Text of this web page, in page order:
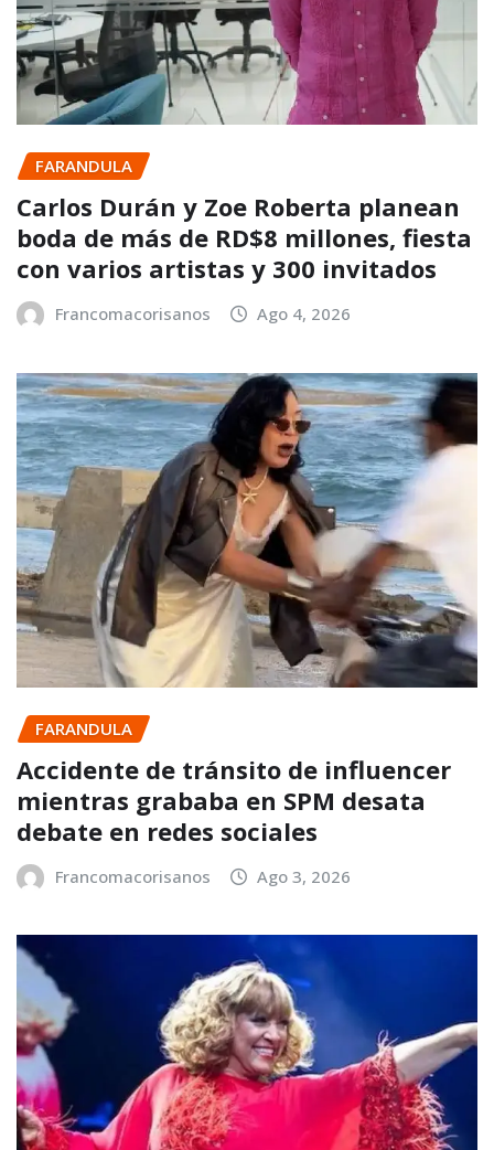
FARANDULA
Carlos Durán y Zoe Roberta planean
boda de más de RD$8 millones, fiesta
con varios artistas y 300 invitados
Francomacorisanos Ago 4, 2026
FARANDULA
Accidente de tránsito de influencer
mientras grababa en SPM desata
debate en redes sociales
Francomacorisanos Ago 3, 2026